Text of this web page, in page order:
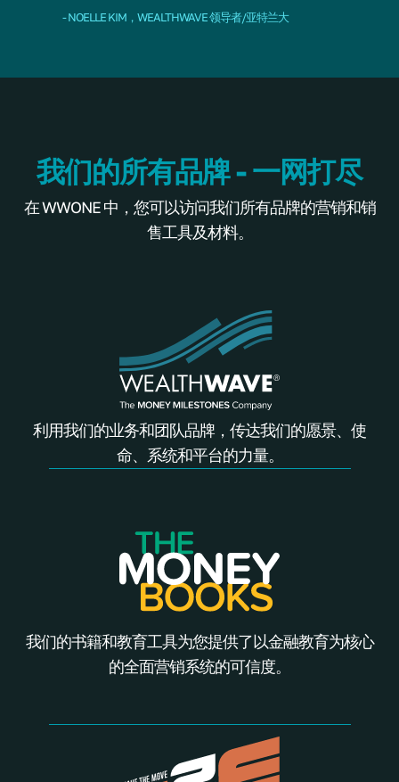
- NOELLE KIM，WEALTHWAVE 领导者/亚特兰大
我们的所有品牌 - 一网打尽
在 WWONE 中，您可以访问我们所有品牌的营销和销
售工具及材料。
利用我们的业务和团队品牌，传达我们的愿景、使
命、系统和平台的力量。
我们的书籍和教育工具为您提供了以金融教育为核心
的全面营销系统的可信度。